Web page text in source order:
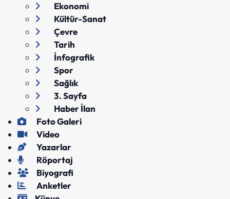
Ekonomi
Kültür-Sanat
Çevre
Tarih
İnfografik
Spor
Sağlık
3. Sayfa
Haber İlan
Foto Galeri
Video
Yazarlar
Röportaj
Biyografi
Anketler